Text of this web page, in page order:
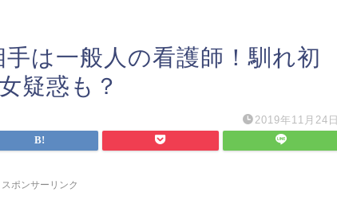
は一般人の看護師！馴れ初
疑惑も？
2019年11月24日
スポンサーリンク